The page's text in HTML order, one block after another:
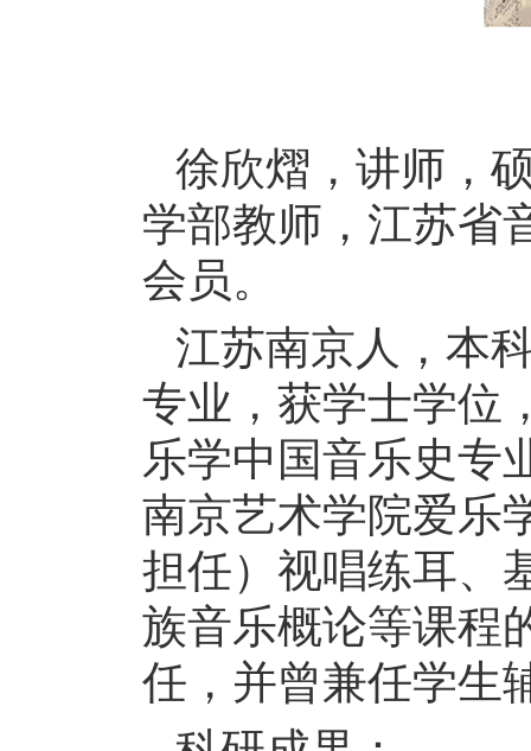
徐欣熠，讲师，
学部教师，江苏省
会员。
江苏南京人，本
专业，获学士学位
乐学中国音乐史专
南京艺术学院爱乐
担任）视唱练耳、
族音乐概论等课程
任，并曾兼任学生